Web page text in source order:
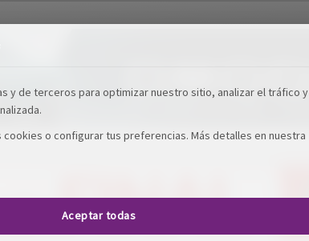
y de terceros para optimizar nuestro sitio, analizar el tráfico y
o configurar tus preferencias. Más detalles en nuestra
Aceptar todas